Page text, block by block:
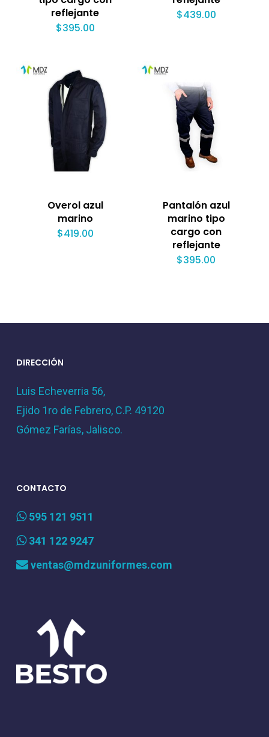
reflejante
$395.00
$439.00
Overol azul
marino
$419.00
Pantalón azul
marino tipo
cargo con
reflejante
$395.00
DIRECCIÓN
Luis Echeverria 56,
Ejido 1ro de Febrero, C.P. 49120
Gómez Farías, Jalisco.
CONTACTO
595 121 9511
341 122 9247
ventas@mdzuniformes.com